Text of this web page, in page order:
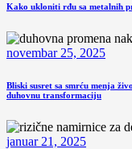
Kako ukloniti rđu sa metalnih
novembar 25, 2025
Bliski susret sa smrću menja
duhovnu transformaciju
januar 21, 2025